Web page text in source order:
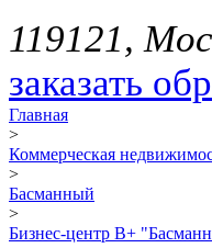
119121,
заказать
Главная
>
Коммерческая
>
Басманный
>
Бизнес-центр В+